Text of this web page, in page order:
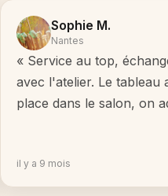
Sophie M.
Nantes
« Service au top,
avec l'atelier. Le tableau
place dans le salon, on
il y a 9 mois